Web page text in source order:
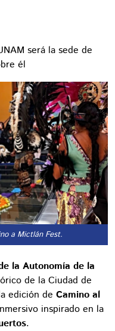
será la sede de
él
a Mictlán Fest.
la Autonomía de la
de la Ciudad de
edición de Camino al
inspirado en la
.